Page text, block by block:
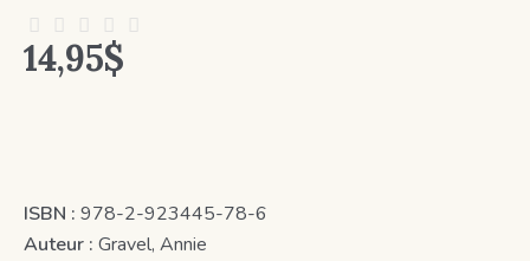
14,95$
ISBN : 978-2-923445-78-6
Auteur : Gravel, Annie